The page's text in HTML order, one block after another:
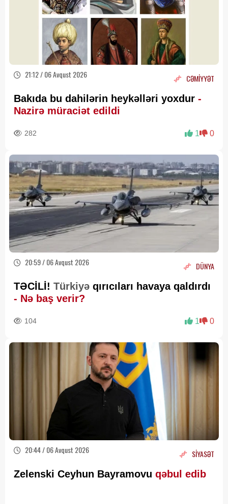
21:12 / 06 Avqust 2026 CƏMİYYƏT
Bakıda bu dahilərin heykəlləri yoxdur -
Nazirə müraciət edildi
282 1 0
20:59 / 06 Avqust 2026 DÜNYA
TƏCİLİ! Türkiyə qırıcıları havaya qaldırdı
- Nə baş verir?
104 1 0
20:44 / 06 Avqust 2026 SİYASƏT
Zelenski Ceyhun Bayramovu qəbul edib